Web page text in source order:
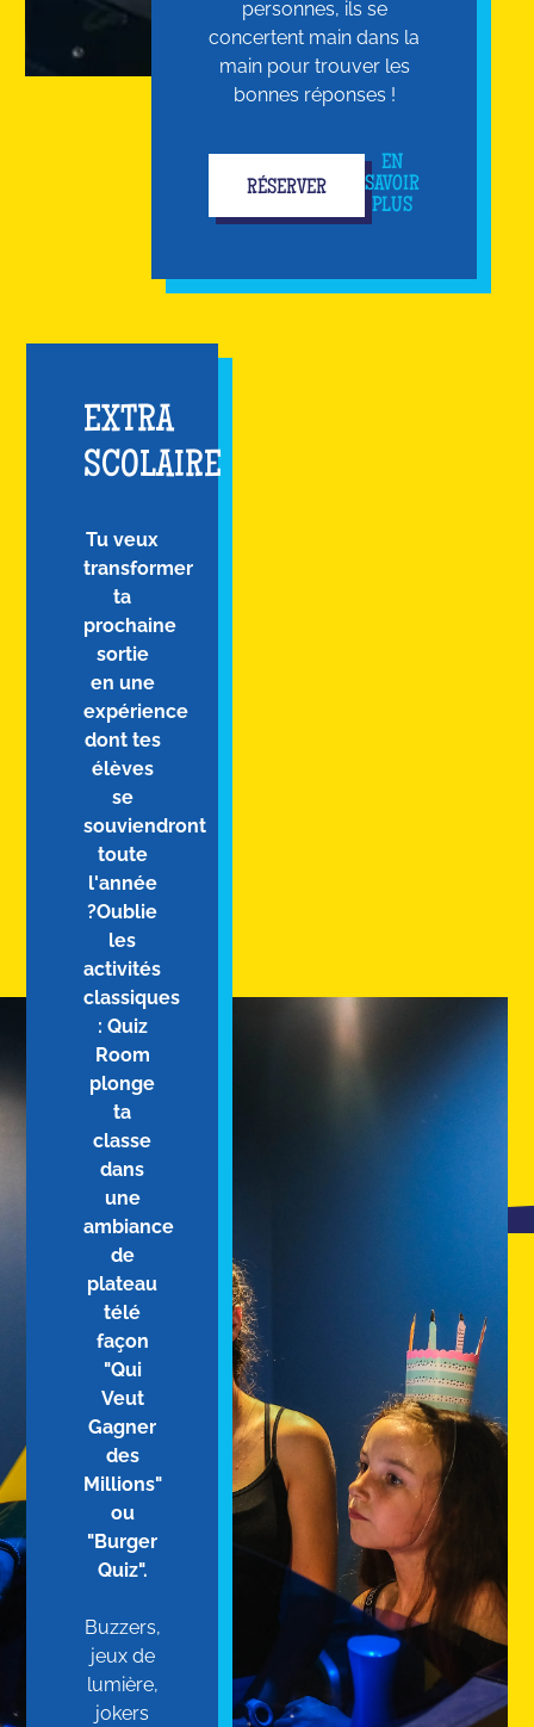
personnes, ils se
concertent main dans la
main pour trouver les
bonnes réponses !
RÉSERVER
EN
SAVOIR
PLUS
EXTRA
SCOLAIRE
Tu veux
transformer
ta
prochaine
sortie
en une
expérience
dont tes
élèves
se
souviendront
toute
l'année
?Oublie
les
activités
classiques
: Quiz
Room
plonge
ta
classe
dans
une
ambiance
de
plateau
télé
façon
"Qui
Veut
Gagner
des
Millions"
ou
"Burger
Quiz".
Buzzers,
jeux de
lumière,
jokers